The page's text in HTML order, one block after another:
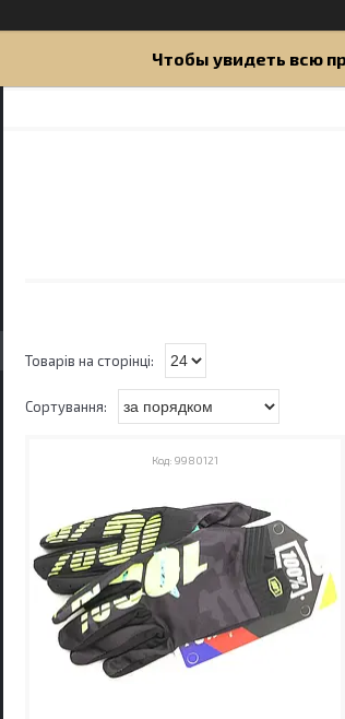
Чтобы увидеть всю
9980121